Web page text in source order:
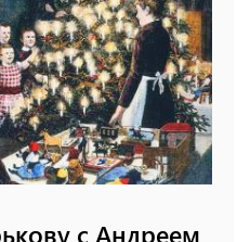
с Андреем